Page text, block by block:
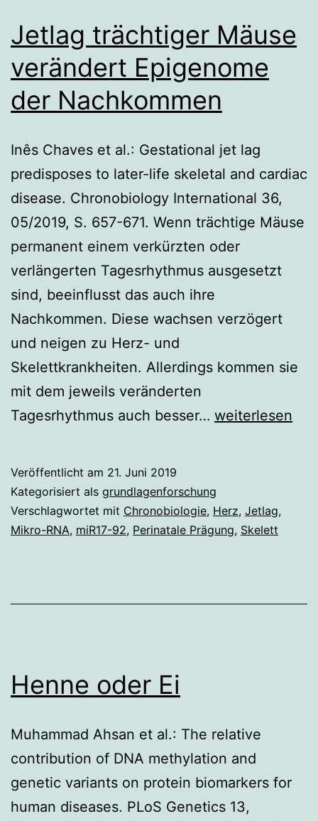
Jetlag trächtiger Mäuse
verändert Epigenome
der Nachkommen
Inês Chaves et al.: Gestational jet lag
predisposes to later-life skeletal and cardiac
disease. Chronobiology International 36,
05/2019, S. 657-671. Wenn trächtige Mäuse
permanent einem verkürzten oder
verlängerten Tagesrhythmus ausgesetzt
sind, beeinflusst das auch ihre
Nachkommen. Diese wachsen verzögert
und neigen zu Herz- und
Skelettkrankheiten. Allerdings kommen sie
mit dem jeweils veränderten
Tagesrhythmus auch besser… Jetlag
verändert
Epigenome
der
weiterlesen
Veröffentlicht am 21. Juni 2019
Kategorisiert als grundlagenforschung
Verschlagwortet mit Chronobiologie, Herz, Jetlag,
Mikro-RNA, miR17-92, Perinatale Prägung, Skelett
Henne oder Ei
Muhammad Ahsan et al.: The relative
contribution of DNA methylation and
genetic variants on protein biomarkers for
human diseases. PLoS Genetics 13,